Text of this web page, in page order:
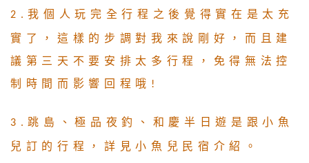
2.我個人玩完全行程之後覺得實在是太充
實了，這樣的步調對我來說剛好，而且建
議第三天不要安排太多行程，免得無法控
制時間而影響回程哦 !
3.跳島、極品夜釣、和慶半日遊是跟小魚
兒訂的行程，詳見小魚兒民宿介紹。